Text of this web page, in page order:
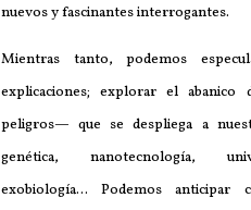
nuevos y fascinantes interrogantes.
Mientras tanto, podemos
explicaciones; explorar el abanico
peligros— que se despliega a
genética, nanotecnología,
exobiología... Podemos anticipar